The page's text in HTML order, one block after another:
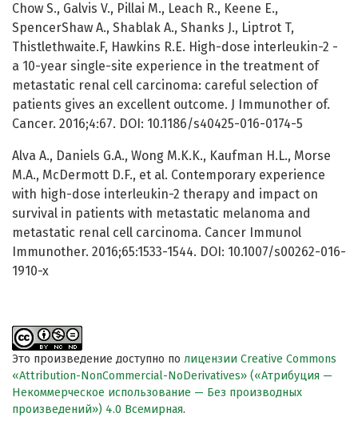
Chow S., Galvis V., Pillai M., Leach R., Keene E.,
SpencerShaw A., Shablak A., Shanks J., Liptrot T,
Thistlethwaite.F, Hawkins R.E. High-dose interleukin-2 -
a 10-year single-site experience in the treatment of
metastatic renal cell carcinoma: careful selection of
patients gives an excellent outcome. J Immunother of.
Cancer. 2016;4:67. DOI: 10.1186/s40425-016-0174-5
Alva A., Daniels G.A., Wong M.K.K., Kaufman H.L., Morse
M.A., McDermott D.F., et al. Contemporary experience
with high-dose interleukin-2 therapy and impact on
survival in patients with metastatic melanoma and
metastatic renal cell carcinoma. Cancer Immunol
Immunother. 2016;65:1533-1544. DOI: 10.1007/s00262-016-
1910-x
Это произведение доступно по лицензии Creative Commons
«Attribution-NonCommercial-NoDerivatives» («Атрибуция —
Некоммерческое использование — Без производных
произведений») 4.0 Всемирная.